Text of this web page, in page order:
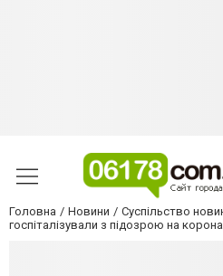
Головна Новини Суспільство
госпіталізували з підозрою на